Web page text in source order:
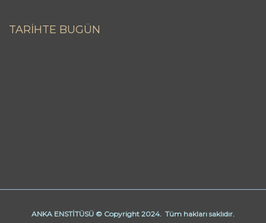
TARİHTE BUGÜN
ANKA ENSTİTÜSÜ © Copyright 2024. Tüm hakları saklıdır.